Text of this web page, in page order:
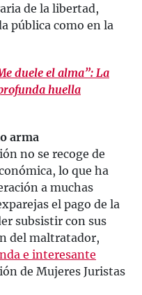
de la libertad,
pública como en la
duele el alma”: La
huella
arma
no se recoge de
lo que ha
a muchas
el pago de la
subsistir con sus
del maltratador,
e interesante
de Mujeres Juristas